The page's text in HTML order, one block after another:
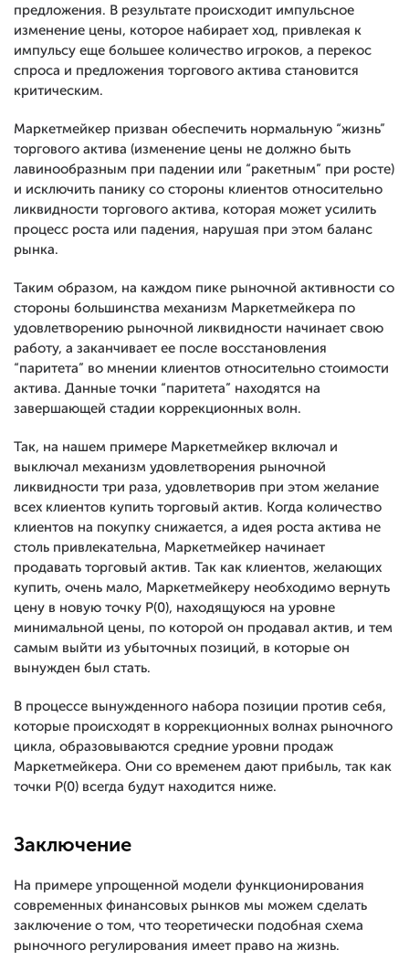
предложения. В результате происходит импульсное
изменение цены, которое набирает ход, привлекая к
импульсу еще большее количество игроков, а перекос
спроса и предложения торгового актива становится
критическим.
Маркетмейкер призван обеспечить нормальную “жизнь”
торгового актива (изменение цены не должно быть
лавинообразным при падении или “ракетным” при росте)
и исключить панику со стороны клиентов относительно
ликвидности торгового актива, которая может усилить
процесс роста или падения, нарушая при этом баланс
рынка.
Таким образом, на каждом пике рыночной активности со
стороны большинства механизм Маркетмейкера по
удовлетворению рыночной ликвидности начинает свою
работу, а заканчивает ее после восстановления
“паритета” во мнении клиентов относительно стоимости
актива. Данные точки “паритета” находятся на
завершающей стадии коррекционных волн.
Так, на нашем примере Маркетмейкер включал и
выключал механизм удовлетворения рыночной
ликвидности три раза, удовлетворив при этом желание
всех клиентов купить торговый актив. Когда количество
клиентов на покупку снижается, а идея роста актива не
столь привлекательна, Маркетмейкер начинает
продавать торговый актив. Так как клиентов, желающих
купить, очень мало, Маркетмейкеру необходимо вернуть
цену в новую точку P(0), находящуюся на уровне
минимальной цены, по которой он продавал актив, и тем
самым выйти из убыточных позиций, в которые он
вынужден был стать.
В процессе вынужденного набора позиции против себя,
которые происходят в коррекционных волнах рыночного
цикла, образовываются средние уровни продаж
Маркетмейкера. Они со временем дают прибыль, так как
точки Р(0) всегда будут находится ниже.
Заключение
На примере упрощенной модели функционирования
современных финансовых рынков мы можем сделать
заключение о том, что теоретически подобная схема
рыночного регулирования имеет право на жизнь.